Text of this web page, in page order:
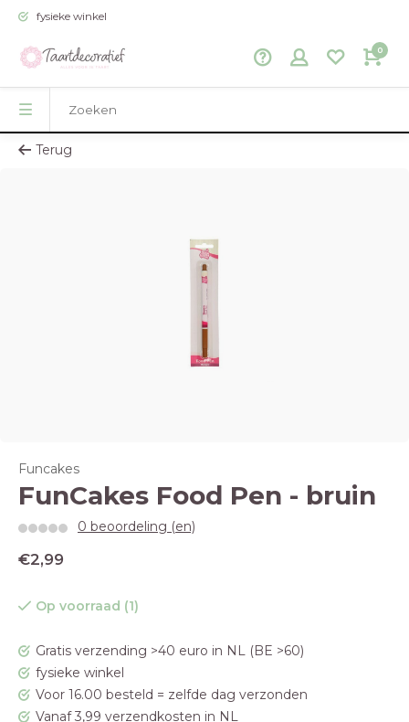
fysieke winkel
0
Terug
Funcakes
FunCakes Food Pen - bruin
0 beoordeling (en)
€2,99
Op voorraad (1)
Gratis verzending >40 euro in NL (BE >60)
fysieke winkel
Voor 16.00 besteld = zelfde dag verzonden
Vanaf 3,99 verzendkosten in NL